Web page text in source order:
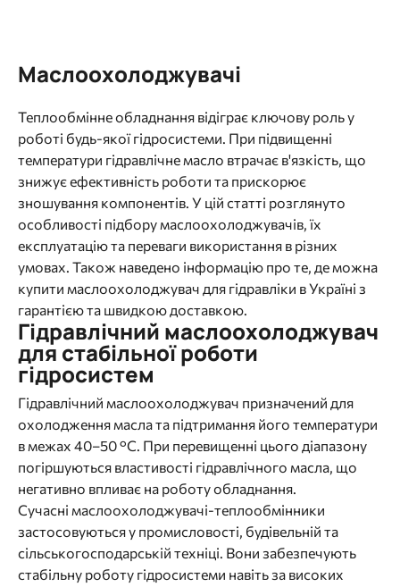
Маслоохолоджувачі
Теплообмінне обладнання відіграє ключову роль у
роботі будь-якої гідросистеми. При підвищенні
температури гідравлічне масло втрачає в'язкість, що
знижує ефективність роботи та прискорює
зношування компонентів. У цій статті розглянуто
особливості підбору маслоохолоджувачів, їх
експлуатацію та переваги використання в різних
умовах. Також наведено інформацію про те, де можна
купити маслоохолоджувач для гідравліки в Україні з
гарантією та швидкою доставкою.
Гідравлічний маслоохолоджувач
для стабільної роботи
гідросистем
Гідравлічний маслоохолоджувач призначений для
охолодження масла та підтримання його температури
в межах 40–50 °C. При перевищенні цього діапазону
погіршуються властивості гідравлічного масла, що
негативно впливає на роботу обладнання.
Сучасні маслоохолоджувачі-теплообмінники
застосовуються у промисловості, будівельній та
сільськогосподарській техніці. Вони забезпечують
стабільну роботу гідросистеми навіть за високих